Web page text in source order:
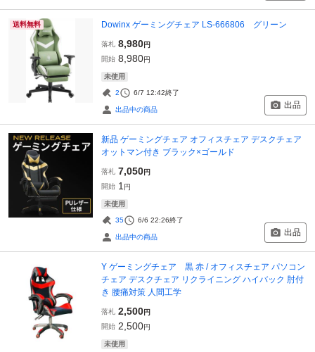
送料無料 Dowinx ゲーミングチェア LS-666806 グリーン
落札 8,980円
開始 8,980円
未使用
2 6/7 12:42終了
出品中の商品 出品
新品 ゲーミングチェア オフィスチェア デスクチェア
オットマン付き ブラック×ゴールド
落札 7,050円
開始 1 円
未使用
35 6/6 22:26終了
出品中の商品 出品
Y ゲーミングチェア 黒 赤 / オフィスチェア パソコン
チェア デスクチェア リクライニング ハイバック 肘付
き 腰痛対策 人間工学
落札 2,500円
開始 2,500円
未使用